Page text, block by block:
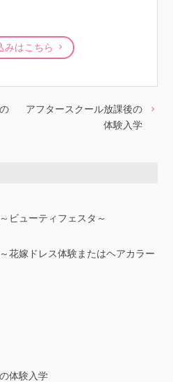
みはこちら
アフタースクール放課後の
体験入学
ビューティフェスタ～
花嫁ドレス体験またはヘアカラー
体験入学